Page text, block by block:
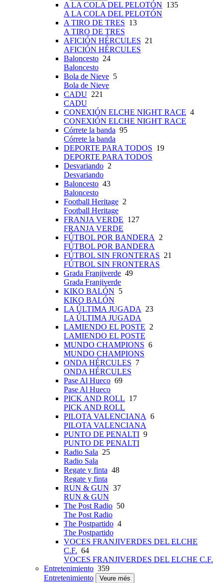
A LA COLA DEL PELOTÓN 135
A LA COLA DEL PELOTÓN
A TIRO DE TRES 13
A TIRO DE TRES
AFICIÓN HÉRCULES 21
AFICIÓN HÉRCULES
Baloncesto 24
Baloncesto
Bola de Nieve 5
Bola de Nieve
CADU 221
CADU
CONEXIÓN ELCHE NIGHT RACE 4
CONEXIÓN ELCHE NIGHT RACE
Córrete la banda 95
Córrete la banda
DEPORTE PARA TODOS 19
DEPORTE PARA TODOS
Desvariando 2
Desvariando
Baloncesto 43
Baloncesto
Football Heritage 2
Football Heritage
FRANJA VERDE 127
FRANJA VERDE
FÚTBOL POR BANDERA
2
FÚTBOL POR BANDERA
FÚTBOL SIN FRONTERAS 21
FÚTBOL SIN FRONTERAS
Grada Franjiverde 49
Grada Franjiverde
KIKO BALÓN 5
KIKO BALÓN
LA ÚLTIMA JUGADA
23
LA ÚLTIMA JUGADA
LAMIENDO EL POSTE 2
LAMIENDO EL POSTE
MUNDO CHAMPIONS 6
MUNDO CHAMPIONS
ONDA HÉRCULES 7
ONDA HÉRCULES
Pase Al Hueco 69
Pase Al Hueco
PICK AND ROLL 17
PICK AND ROLL
PILOTA VALENCIANA 6
PILOTA VALENCIANA
PUNTO DE PENALTI 9
PUNTO DE PENALTI
Radio Sala 25
Radio Sala
Regate y finta 48
Regate y finta
RUN & GUN 37
RUN & GUN
The Post Radio 50
The Post Radio
The Postpartido 4
The Postpartido
VOCES FRANJIVERDES DEL ELCHE
C.F. 64
VOCES FRANJIVERDES DEL ELCHE C.F.
Entretenimiento 359
Entretenimiento
Veure més